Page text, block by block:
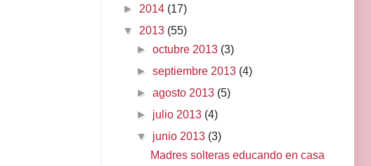
► 2014 (17)
▼ 2013 (55)
►octubre 2013 (3)
►septiembre 2013 (4)
►agosto 2013 (5)
► julio 2013 (4)
▼ junio 2013 (3)
Madres solteras educando en casa